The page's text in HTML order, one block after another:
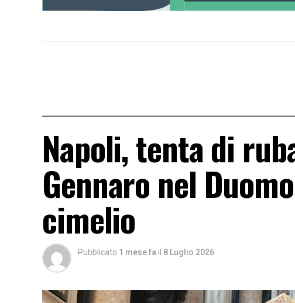
Napoli, tenta di
Gennaro nel
cimelio
Pubblicato 1 mese fa il 8 Luglio 2026